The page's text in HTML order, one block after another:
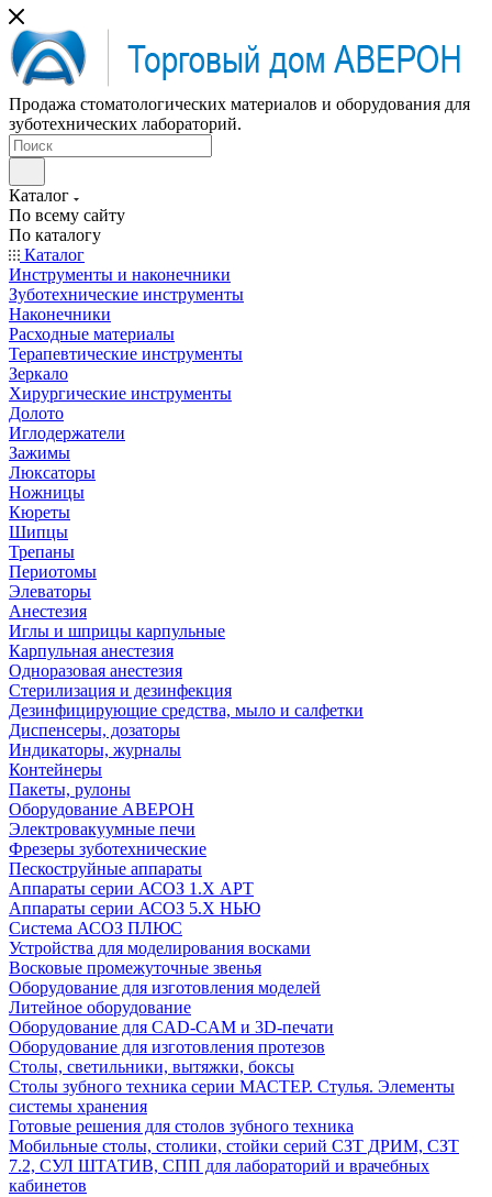
Продажа стоматологических материалов и оборудования для
зуботехнических лабораторий.
Каталог
По всему сайту
По каталогу
Каталог
Инструменты и наконечники
Зуботехнические инструменты
Наконечники
Расходные материалы
Терапевтические инструменты
Зеркало
Хирургические инструменты
Долото
Иглодержатели
Зажимы
Люксаторы
Ножницы
Кюреты
Шипцы
Трепаны
Периотомы
Элеваторы
Анестезия
Иглы и шприцы карпульные
Карпульная анестезия
Одноразовая анестезия
Стерилизация и дезинфекция
Дезинфицирующие средства, мыло и салфетки
Диспенсеры, дозаторы
Индикаторы, журналы
Контейнеры
Пакеты, рулоны
Оборудование АВЕРОН
Электровакуумные печи
Фрезеры зуботехнические
Пескоструйные аппараты
Аппараты серии АСОЗ 1.Х АРТ
Аппараты серии АСОЗ 5.Х НЬЮ
Система АСОЗ ПЛЮС
Устройства для моделирования восками
Восковые промежуточные звенья
Оборудование для изготовления моделей
Литейное оборудование
Оборудование для CAD-CAM и 3D-печати
Оборудование для изготовления протезов
Cтолы, светильники, вытяжки, боксы
Столы зубного техника серии МАСТЕР. Стулья. Элементы
системы хранения
Готовые решения для столов зубного техника
Мобильные столы, столики, стойки серий СЗТ ДРИМ, СЗТ
7.2, СУЛ ШТАТИВ, СПП для лабораторий и врачебных
кабинетов